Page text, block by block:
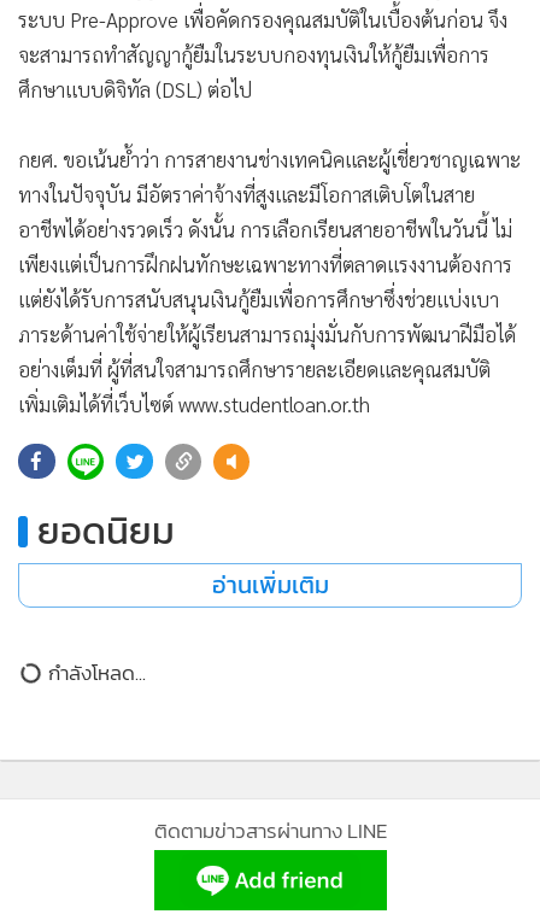
ระบบ Pre-Approve เพื่อคัดกรองคุณสมบัติในเบื้องต้นก่อน จึง
จะสามารถทำสัญญากู้ยืมในระบบกองทุนเงินให้กู้ยืมเพื่อการ
ศึกษาแบบดิจิทัล (DSL) ต่อไป
กยศ. ขอเน้นย้ำว่า การสายงานช่างเทคนิคและผู้เชี่ยวชาญเฉพาะ
ทางในปัจจุบัน มีอัตราค่าจ้างที่สูงและมีโอกาสเติบโตในสาย
อาชีพได้อย่างรวดเร็ว ดังนั้น การเลือกเรียนสายอาชีพในวันนี้ ไม่
เพียงแต่เป็นการฝึกฝนทักษะเฉพาะทางที่ตลาดแรงงานต้องการ
แต่ยังได้รับการสนับสนุนเงินกู้ยืมเพื่อการศึกษาซึ่งช่วยแบ่งเบา
ภาระด้านค่าใช้จ่ายให้ผู้เรียนสามารถมุ่งมั่นกับการพัฒนาฝีมือได้
อย่างเต็มที่ ผู้ที่สนใจสามารถศึกษารายละเอียดและคุณสมบัติ
เพิ่มเติมได้ที่เว็บไซต์ www.studentloan.or.th
ยอดนิยม
อ่านเพิ่มเติม
กำลังโหลด...
ติดตามข่าวสารผ่านทาง LINE